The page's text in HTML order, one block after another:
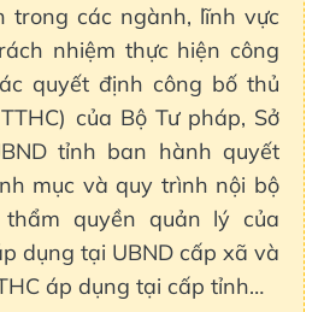
trong các ngành, lĩnh vực
nhiệm thực hiện công
quyết định công bố thủ
của Bộ Tư pháp, Sở
tỉnh ban hành quyết
mục và quy trình nội bộ
thẩm quyền quản lý của
dụng tại UBND cấp xã và
áp dụng tại cấp tỉnh…